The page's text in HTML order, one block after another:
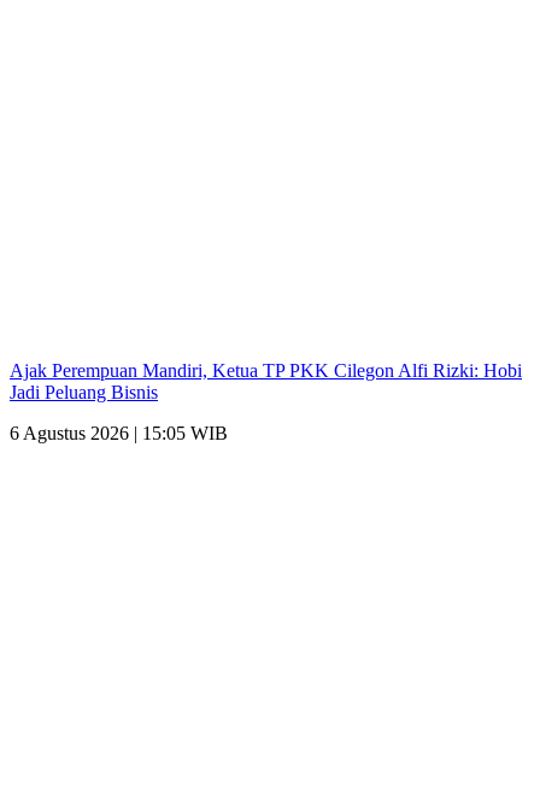
Ajak Perempuan Mandiri, Ketua TP PKK Cilegon Alfi Rizki: Hobi
Jadi Peluang Bisnis
6 Agustus 2026 | 15:05 WIB